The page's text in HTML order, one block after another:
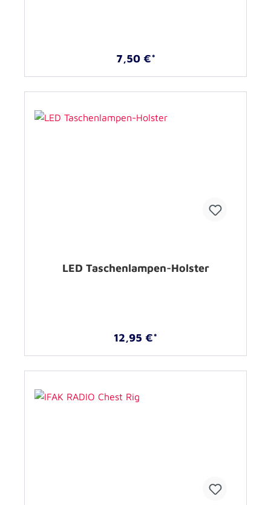
7,50 €*
LED Taschenlampen-Holster
12,95 €*